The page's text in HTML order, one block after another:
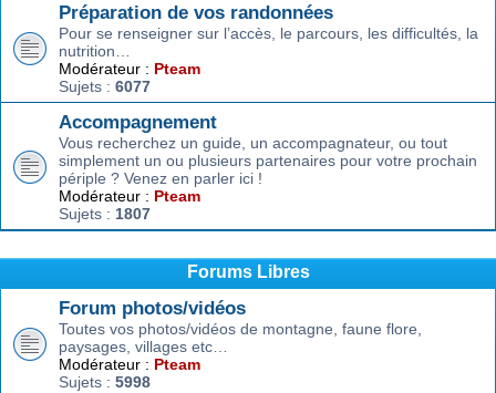
Préparation de vos randonnées
Pour se renseigner sur l’accès, le parcours, les difficultés, la
nutrition…
Modérateur : Pteam
Sujets : 6077
Accompagnement
Vous recherchez un guide, un accompagnateur, ou tout
simplement un ou plusieurs partenaires pour votre prochain
périple ? Venez en parler ici !
Modérateur : Pteam
Sujets : 1807
Forums Libres
Forum photos/vidéos
Toutes vos photos/vidéos de montagne, faune flore,
paysages, villages etc…
Modérateur : Pteam
Sujets : 5998